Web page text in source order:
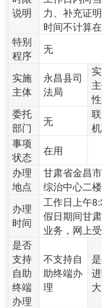
说明
力、补充证
时间不计算在
特别
程序
无
实施
主体
永昌县司
法局
委托
部门
无
事项
状态
在用
办理
地点
甘肃省金昌
综治中心二
办理
时间
工作日上午
假日期间甘
业务，网上
是否
支持
自助
终端
办理
不支持自
助终端办
理